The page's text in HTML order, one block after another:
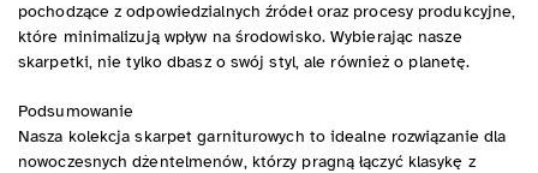
pochodzące z odpowiedzialnych źródeł oraz procesy produkcyjne,
które minimalizują wpływ na środowisko. Wybierając nasze
skarpetki, nie tylko dbasz o swój styl, ale również o planetę.
Podsumowanie
Nasza kolekcja skarpet garniturowych to idealne rozwiązanie dla
nowoczesnych dżentelmenów, którzy pragną łączyć klasykę z